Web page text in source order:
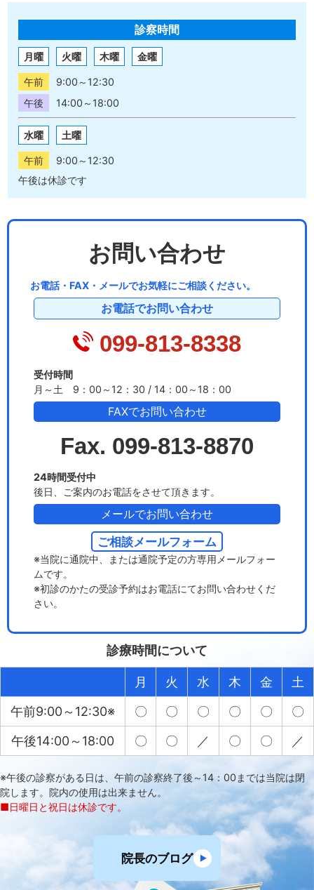
診察時間
月曜 火曜 木曜 金曜
午前
9:00～12:30
午後
14:00～18:00
水曜 土曜
午前
9:00～12:30
午後は休診です
お問い合わせ
お電話・FAX・メールでお気軽にご相談ください。
お電話でお問い合わせ
099-813-8338
受付時間
月～土 9：00～12：30 / 14：00～18：00
FAXでお問い合わせ
Fax. 099-813-8870
24時間受付中
後日、ご案内のお電話をさせて頂きます。
メールでお問い合わせ
ご相談メールフォーム
※当院に通院中、または通院予定の方専用メールフォー
ムです。
※初診のかたの受診予約はお電話にてお問い合わせくだ
さい。
診療時間について
月 火 水 木 金
土
午前9:00～12:30※
〇 〇 〇 〇 〇
〇
午後14:00～18:00
〇 〇 ／ 〇 〇 ／
※午後の診察がある日は、午前の診察終了後～14：00までは当院は閉
院します。院内の使用は出来ません。
■日曜日と祝日は休診です。
院長のブログ